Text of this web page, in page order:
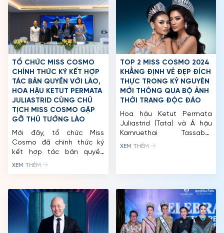
TRANG CHỦ
CUỘC THI
TIN TỨC & THƯ VIỆN
dài tại TP. Hồ Chí Minh –
miền Tây không chỉ là dịp
giao lưu văn […]
TỔ CHỨC MISS COSMO
CHÍNH THỨC KÝ KẾT HỢP
TÁC BẢN QUYỀN VỚI LÀO,
HOA HẬU KETUT PERMATA
JULIASTRID CÙNG CHỦ
TỊCH MISS COSMO GẶP
GỠ THỦ TƯỚNG LÀO
Mới đây, tổ chức Miss
Cosmo đã chính thức ký
kết hợp tác bản quyền
Miss Cosmo Laos 2025,
Đơn vị nắm bản quyền
cuộc thi tại quốc gia Đông
Dương này là 78 Creation,
với sự dẫn dắt của hai
Giám đốc Quốc […]
XEM THÊM
TOP 2 MISS COSMO 2024
KHẲNG ĐỊNH VẺ ĐẸP ĐÍCH
THỰC TRONG KỶ NGUYÊN
MỚI THÔNG QUA BỘ ẢNH
THỜI TRANG ĐỘC ĐÁO
Hoa hậu Ketut Permata
Juliastrid (Tata) và Á hậu
Karnruethai Tassabut
(Mook) vừa cùng nhau thực
layout ấn tượng. Bộ ảnh
mang thông điệp về vẻ
đẹp đích thực trong kỷ
nguyên mới, […]
XEM THÊM